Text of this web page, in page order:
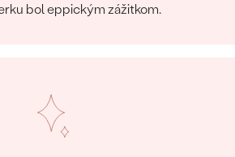
bol eppickým zážitkom.